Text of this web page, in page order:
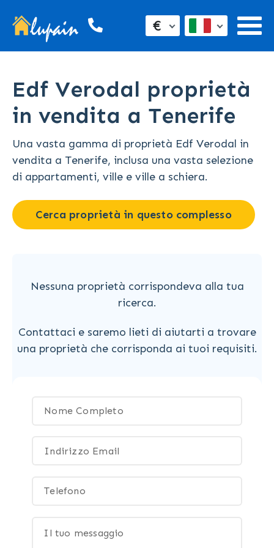
€
Edf Verodal proprietà
in vendita a Tenerife
Una vasta gamma di proprietà Edf Verodal in
vendita a Tenerife, inclusa una vasta selezione
di appartamenti, ville e ville a schiera.
Cerca proprietà in questo complesso
Nessuna proprietà corrispondeva alla tua
ricerca.
Contattaci e saremo lieti di aiutarti a trovare
una proprietà che corrisponda ai tuoi requisiti.